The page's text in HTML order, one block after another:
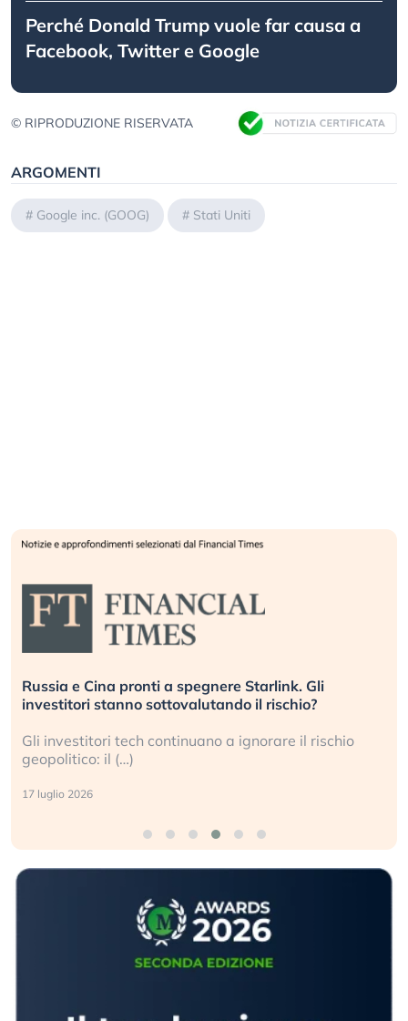
Perché Donald Trump vuole far causa a
Facebook, Twitter e Google
© RIPRODUZIONE RISERVATA
ARGOMENTI
# Google inc. (GOOG) # Stati Uniti
Russia e Cina pronti a spegnere Starlink. Gli
investitori stanno sottovalutando il rischio?
Gli investitori tech continuano a ignorare il rischio
geopolitico: il (…)
17 luglio 2026